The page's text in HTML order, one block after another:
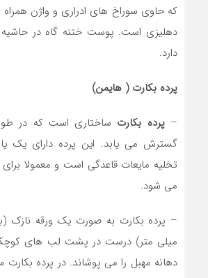
که حاوی سوراخ های ادراری و واژن همراه
دهلیزی است. پوست ختنه گاه در حاشیه
دارد.
پرده بكارت ( هایمن)
– پرده بكارت ساختاری است که در
گسترش می یابد. این پرده دارای یک
تخلیه مایعات قاعدگی است و معمولا
می شود.
میلی متر) درست در پشت لب های کوچک
دهانه مهبل را می پوشاند. در پرده بکارت